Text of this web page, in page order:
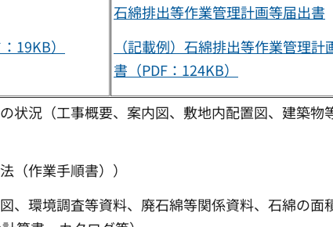
19KB）
石綿排出等作業管理計画等届出書
（記載例）石綿排出等作業管理計
書（PDF：124KB）
状況（工事概要、案内図、敷地内配置図、建築物
（作業手順書））
、環境調査等資料、廃石綿等関係資料、石綿の面